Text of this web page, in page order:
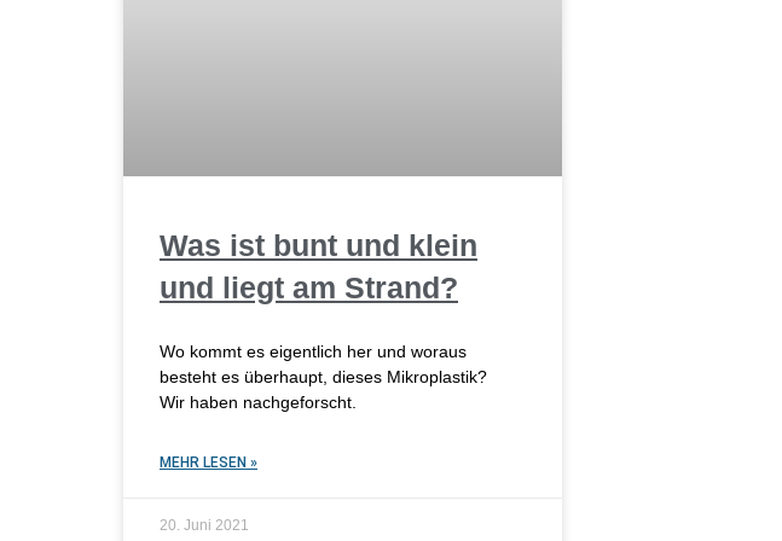
Was ist bunt und klein
und liegt am Strand?
Wo kommt es eigentlich her und woraus
besteht es überhaupt, dieses Mikroplastik?
Wir haben nachgeforscht.
MEHR LESEN »
20. Juni 2021